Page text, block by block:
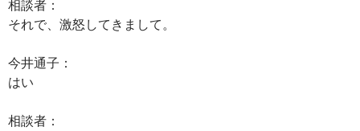
相談者：
それで、激怒してきまして。
今井通子：
はい
相談者：